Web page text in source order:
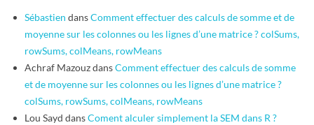
Sébastien dansComment effectuer des calculs de somme et de
moyenne sur les colonnes ou les lignes d’une matrice ? colSums,
rowSums, colMeans, rowMeans
Achraf MazouzdansComment effectuer des calculs de somme
et de moyenne sur les colonnes ou les lignes d’une matrice ?
colSums, rowSums, colMeans, rowMeans
Lou Sayd dansComent alculer simplement la SEM dans R ?